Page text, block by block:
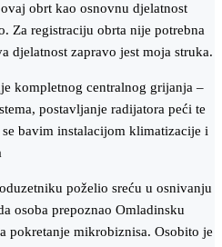
obrt kao osnovnu djelatnost
Za registraciju obrta nije potrebna
djelatnost zapravo jest moja struka.
kompletnog centralnog grijanja –
postavljanje radijatora peći te
bavim instalacijom klimatizacije i
poželio sreću u osnivanju
osoba prepoznao Omladinsku
pokretanje mikrobiznisa. Osobito je